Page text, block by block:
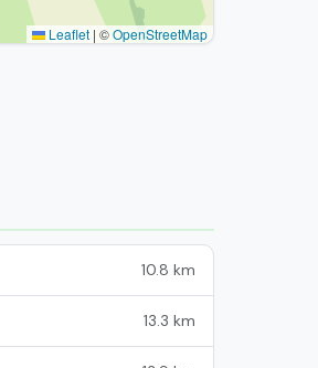
Leaflet | ©OpenStreetMap
10.8 km
13.3 km